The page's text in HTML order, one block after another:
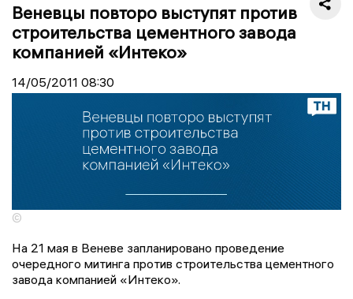
Веневцы повторо выступят против
строительства цементного завода
компанией «Интеко»
14/05/2011 08:30
©
На 21 мая в Веневе запланировано проведение
очередного митинга против строительства цементного
завода компанией «Интеко».